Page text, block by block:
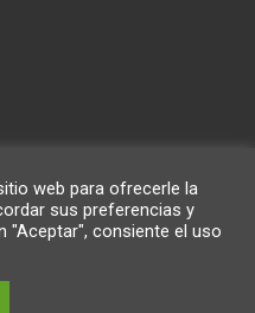
web para ofrecerle la
sus preferencias y
"Aceptar", consiente el uso